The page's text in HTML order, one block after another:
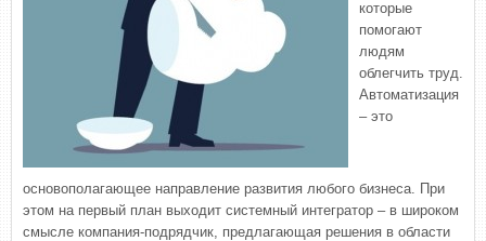
которые
помогают
людям
облегчить труд.
Автоматизация
– это
основополагающее направление развития любого бизнеса. При
этом на первый план выходит системный интегратор – в широком
смысле компания-подрядчик, предлагающая решения в области